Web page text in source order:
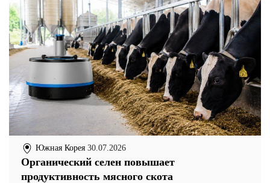
Южная Корея 30.07.2026
Органический селен повышает
продуктивность мясного скота